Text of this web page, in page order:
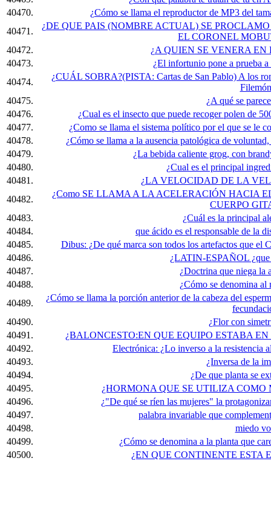
40470.
¿Cómo se llama el reproductor de MP3 del
40471.
¿DE QUE PAIS (NOMBRE ACTUAL) SE
EL CORONEL
40472.
¿A QUIEN SE VENERA EN
40473.
¿El infortunio pone a prueba
40474.
¿CUÁL SOBRA?(PISTA: Cartas de San Pablo) A los
40475.
¿A qué se
40476.
¿Cual es el insecto que puede recoger polen de
40477.
¿Como se llama el sistema político por el que se le
40478.
¿Cómo se llama a la ausencia patológica de
40479.
¿La bebida caliente grog, con
40480.
¿Cual es el principal
40481.
¿LA VELOCIDAD DE LA
40482.
¿Como SE LLAMA A LA ACELERACIÓN HACIA
CUERPO
40483.
¿Cuál es la principal
40484.
que ácido es el responsable de la
40485.
Dibus: ¿De qué marca son todos los artefactos que el
40486.
¿LATIN-ESPAÑOL
40487.
¿Doctrina que niega la
40488.
¿Cómo se denomina al
40489.
¿Cómo se llama la porción anterior de la cabeza del
40490.
¿Flor con
40491.
¿BALONCESTO:EN QUE EQUIPO ESTABA
40492.
Electrónica: ¿Lo inverso a la resistencia
40493.
¿Inversa de la
40494.
¿De que planta se
40495.
¿HORMONA QUE SE UTILIZA
40496.
¿"De qué se ríen las mujeres" la
40497.
palabra invariable que
40498.
miedo
40499.
¿Cómo se denomina a la planta que
40500.
¿EN QUE CONTINENTE ESTA